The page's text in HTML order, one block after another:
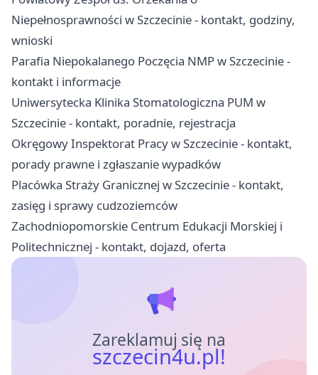
Niepełnosprawności w Szczecinie - kontakt, godziny,
wnioski
Parafia Niepokalanego Poczęcia NMP w Szczecinie -
kontakt i informacje
Uniwersytecka Klinika Stomatologiczna PUM w
Szczecinie - kontakt, poradnie, rejestracja
Okręgowy Inspektorat Pracy w Szczecinie - kontakt,
porady prawne i zgłaszanie wypadków
Placówka Straży Granicznej w Szczecinie - kontakt,
zasięg i sprawy cudzoziemców
Zachodniopomorskie Centrum Edukacji Morskiej i
Politechnicznej - kontakt, dojazd, oferta
Zareklamuj się na
szczecin4u.pl!